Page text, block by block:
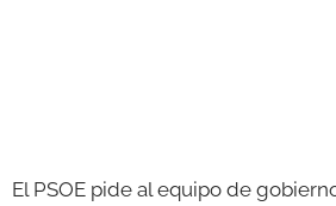
El PSOE pide al equipo de